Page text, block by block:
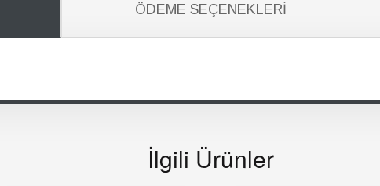
ÖDEME SEÇENEKLERI
İlgili Ürünler